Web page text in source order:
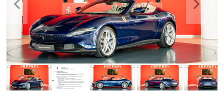
Previous Next